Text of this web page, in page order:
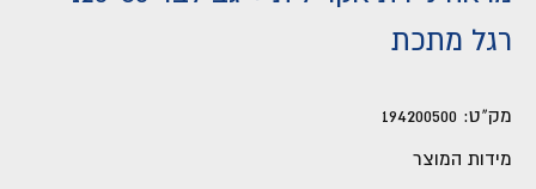
רגל מתכת
מק"ט: 194200500
מידות המוצר